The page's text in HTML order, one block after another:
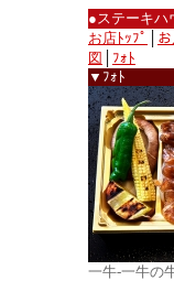
●ステーキ
お店ﾄｯﾌﾟ
図
ﾌｫﾄ
▼ﾌｫﾄ
一牛-一牛の